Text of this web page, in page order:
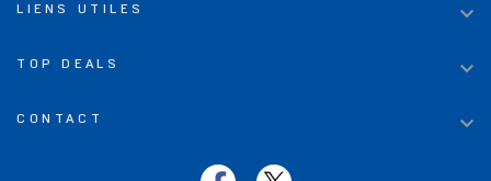
LIENS UTILES 
TOP DEALS 
CONTACT 